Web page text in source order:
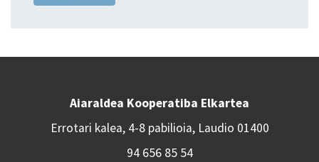
Aiaraldea Kooperatiba Elkartea
Errotari kalea, 4-8 pabilioia, Laudio 01400
94 656 85 54